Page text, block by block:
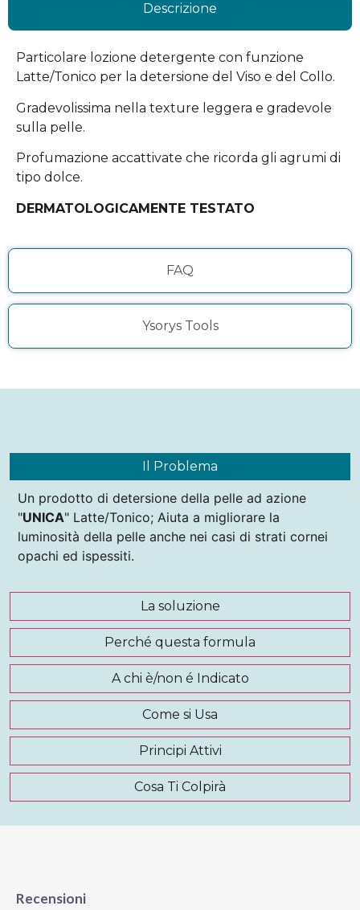
Descrizione
FAQ
Ysorys Tools
Particolare lozione detergente con funzione
Latte/Tonico per la detersione del Viso e del Collo.
Gradevolissima nella texture leggera e gradevole
sulla pelle.
Profumazione accattivate che ricorda gli agrumi di
tipo dolce.
DERMATOLOGICAMENTE TESTATO
Il Problema
La soluzione
Perché questa formula
A chi è/non é Indicato
Come si Usa
Principi Attivi
Cosa Ti Colpirà
Un prodotto di detersione della pelle ad azione
"UNICA" Latte/Tonico; Aiuta a migliorare la
luminosità della pelle anche nei casi di strati cornei
opachi ed ispessiti.
Recensioni